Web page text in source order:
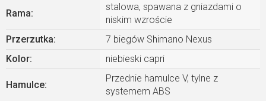
Rama:
stalowa, spawana z gniazdami o
niskim wzroście
Przerzutka:
7 biegów Shimano Nexus
Kolor: niebieski capri
Hamulce:
Przednie hamulce V, tylne z
systemem ABS